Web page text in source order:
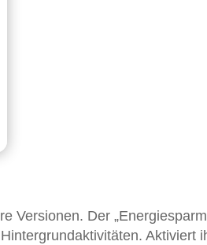
Versionen. Der
Aktiviert